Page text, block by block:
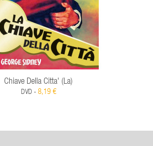
Chiave Della Citta' (La)
DVD - 8,19 €